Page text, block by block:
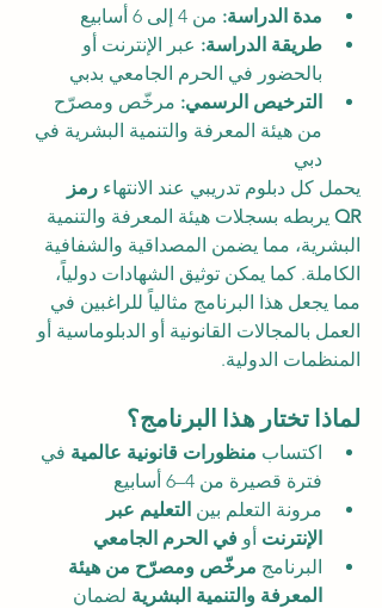
مدة الدراسة: من 4 إلى 6 أسابيع
طريقة الدراسة: عبر الإنترنت أو
بالحضور في الحرم الجامعي بدبي
الترخيص الرسمي: مرخّص ومصرّح
من هيئة المعرفة والتنمية البشرية في
دبي
يحمل كل دبلوم تدريبي عند الانتهاء رمز
QR يربطه بسجلات هيئة المعرفة والتنمية
البشرية، مما يضمن المصداقية والشفافية
الكاملة. كما يمكن توثيق الشهادات دولياً،
مما يجعل هذا البرنامج مثالياً للراغبين في
العمل بالمجالات القانونية أو الدبلوماسية أو
المنظمات الدولية.
لماذا تختار هذا البرنامج؟
اكتساب منظورات قانونية عالمية في
فترة قصيرة من 4–6 أسابيع
مرونة التعلم بين التعليم عبر
الإنترنت أو في الحرم الجامعي
البرنامج مرخّص ومصرّح من هيئة
المعرفة والتنمية البشرية لضمان